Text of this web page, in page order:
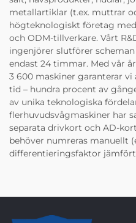
metallartiklar (t.ex. muttrar
högteknologiskt företag
och ODM-tillverkare. Vårt
ingenjörer slutförer
endast 24 timmar. Med vår
3 600 maskiner garanterar
tid – hundra procent av
av unika teknologiska
flerhuvudsvågmaskiner har
separata drivkort och AD-
behöver numreras manuellt
differentieringsfaktor